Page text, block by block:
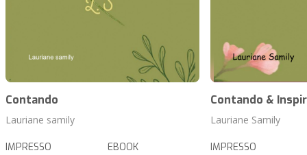
Contando
Lauriane samily
IMPRESSO EBOOK
Contando &
Lauriane Samily
IMPRESSO